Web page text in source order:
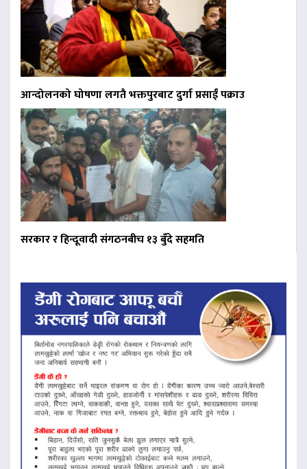
आन्दोलनको घोषणा लगतै भक्तपुरबाट दुर्गा प्रसाईं पक्राउ
सरकार र हिन्दूवादी संगठनबीच १३ बुँदे सहमति